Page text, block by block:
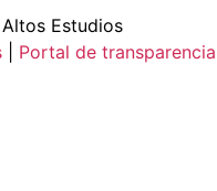
Estudios
Portal de transparencia